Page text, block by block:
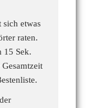
sich etwas
raten.
15 Sek.